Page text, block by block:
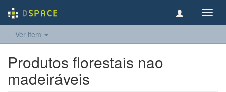
Ver item
Produtos florestais nao
madeiráveis